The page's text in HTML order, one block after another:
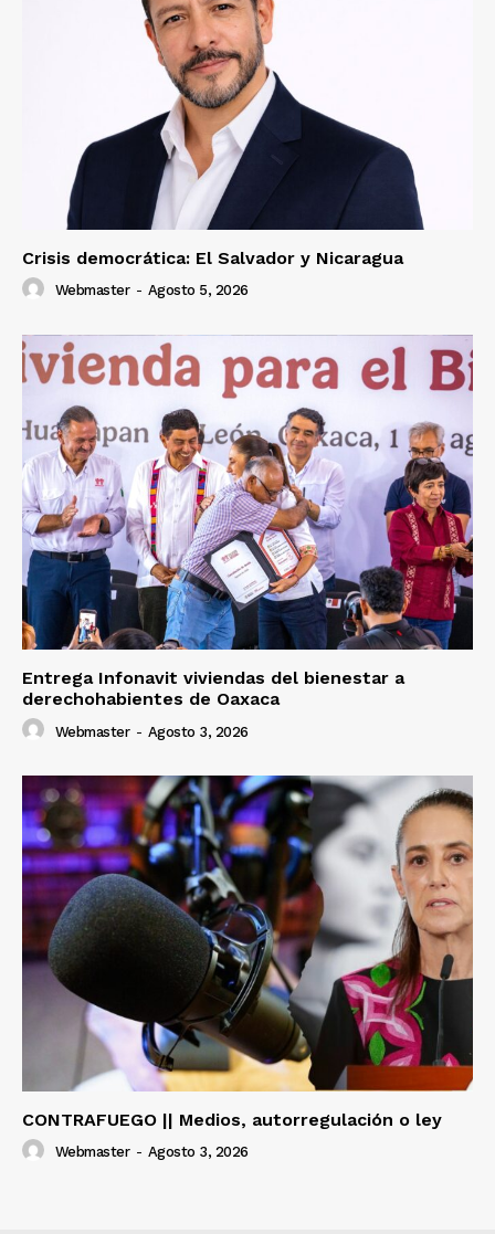
Crisis democrática: El Salvador y Nicaragua
Webmaster - Agosto 5, 2026
Entrega Infonavit viviendas del bienestar a
derechohabientes de Oaxaca
Webmaster - Agosto 3, 2026
CONTRAFUEGO || Medios, autorregulación o ley
Webmaster - Agosto 3, 2026